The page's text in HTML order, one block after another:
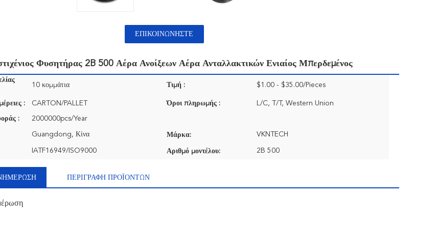
ΕΠΙΚΟΙΝΩΝΉΣΤΕ
Φυσητήρας 2B 500 Αέρα Ανοίξεων Αέρα Ανταλλακτικών Ενιαίος Μπερδεμένος
10 κομμάτια Τιμή : $1.00 - $35.00/Pieces
: CARTON/PALLET Όροι πληρωμής : L/C, T/T, Western Union
: 2000000pcs/Year
Guangdong, Κίνα Μάρκα: VKNTECH
IATF16949/ISO9000 Αριθμό μοντέλου: 2B 500
ΠΕΡΙΓΡΑΦΉ ΠΡΟΪΌΝΤΩΝ